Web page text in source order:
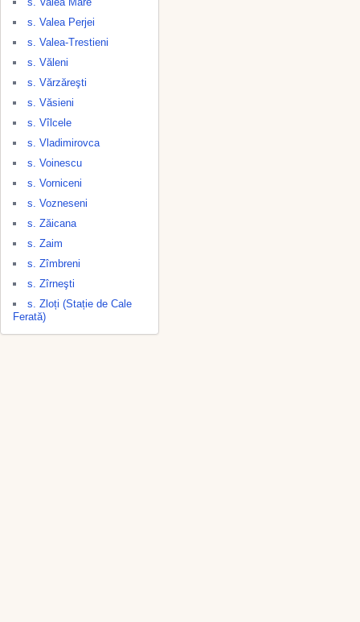
s. Valea Perjei
s. Valea-Trestieni
s. Văleni
s. Vărzăreşti
s. Văsieni
s. Vîlcele
s. Vladimirovca
s. Voinescu
s. Vorniceni
s. Vozneseni
s. Zăicana
s. Zaim
s. Zîmbreni
s. Zîrneşti
s. Zloți (Stație de Cale
Ferată)